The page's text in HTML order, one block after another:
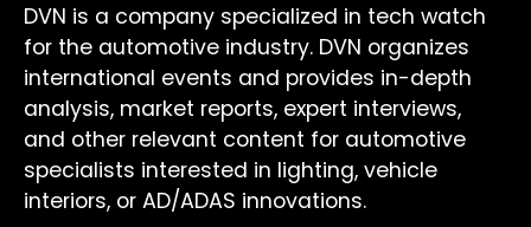
DVN is a company specialized in tech watch
for the automotive industry. DVN organizes
international events and provides in-depth
analysis, market reports, expert interviews,
and other relevant content for automotive
specialists interested in lighting, vehicle
interiors, or AD/ADAS innovations.